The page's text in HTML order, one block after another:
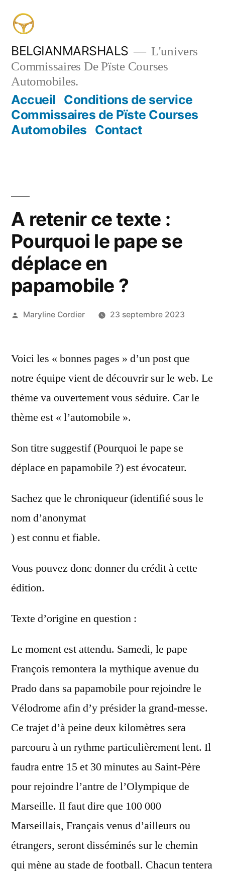
contenu
BELGIANMARSHALS
L'univers
Commissaires De Pïste Courses
Automobiles.
Accueil Conditions de service
Commissaires de Pïste Courses
Automobiles Contact
A retenir ce texte :
Pourquoi le pape se
déplace en
papamobile ?
Publié
Maryline Cordier 23 septembre 2023
Voici les « bonnes pages » d’un post que
notre équipe vient de découvrir sur le web. Le
thème va ouvertement vous séduire. Car le
thème est « l’automobile ».
Son titre suggestif (Pourquoi le pape se
déplace en papamobile ?) est évocateur.
Sachez que le chroniqueur (identifié sous le
nom d’anonymat
) est connu et fiable.
Vous pouvez donc donner du crédit à cette
édition.
Texte d’origine en question :
Le moment est attendu. Samedi, le pape
François remontera la mythique avenue du
Prado dans sa papamobile pour rejoindre le
Vélodrome afin d’y présider la grand-messe.
Ce trajet d’à peine deux kilomètres sera
parcouru à un rythme particulièrement lent. Il
faudra entre 15 et 30 minutes au Saint-Père
pour rejoindre l’antre de l’Olympique de
Marseille. Il faut dire que 100 000
Marseillais, Français venus d’ailleurs ou
étrangers, seront disséminés sur le chemin
qui mène au stade de football. Chacun tentera